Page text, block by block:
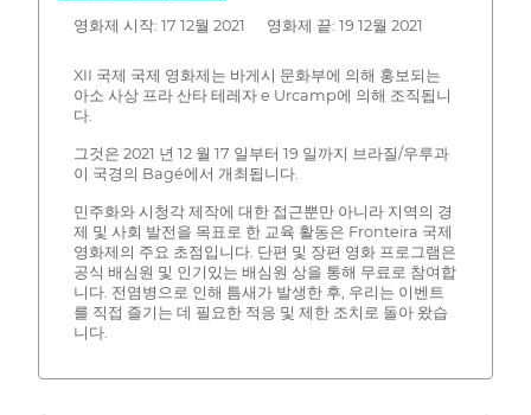
영화제 시작: 17 12월 2021 영화제 끝: 19 12월 2021
XII 국제 국제 영화제는 바게시 문화부에 의해 홍보되는
아소 사상 프라 산타 테레자 e Urcamp에 의해 조직됩니
다.
그것은 2021 년 12 월 17 일부터 19 일까지 브라질/우루과
이 국경의 Bagé에서 개최됩니다.
민주화와 시청각 제작에 대한 접근뿐만 아니라 지역의 경
제 및 사회 발전을 목표로 한 교육 활동은 Fronteira 국제
영화제의 주요 초점입니다. 단편 및 장편 영화 프로그램은
공식 배심원 및 인기있는 배심원 상을 통해 무료로 참여합
니다. 전염병으로 인해 틈새가 발생한 후, 우리는 이벤트
를 직접 즐기는 데 필요한 적응 및 제한 조치로 돌아 왔습
니다.